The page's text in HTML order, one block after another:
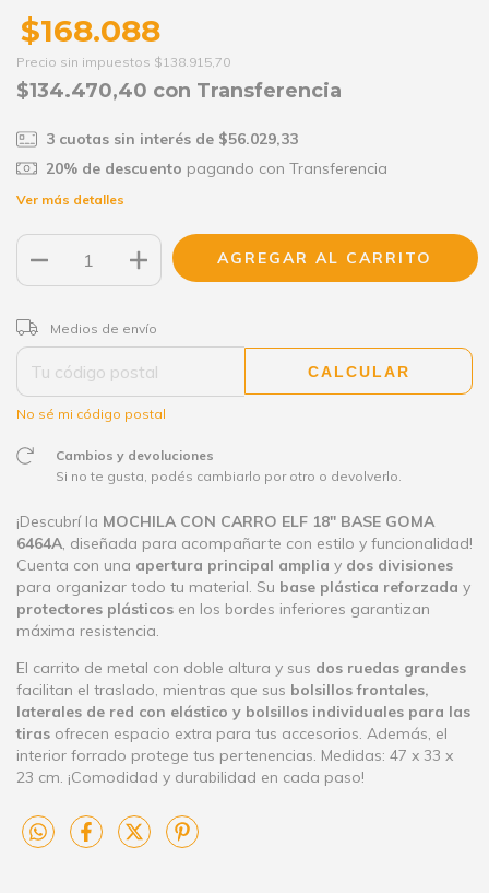
$168.088
Precio sin impuestos $138.915,70
$134.470,40 con Transferencia
3 cuotas sin interés de $56.029,33
20% de descuento pagando con Transferencia
Ver más detalles
Entregas para el CP:
Medios de envío
CALCULAR
No sé mi código postal
Cambios y devoluciones
Si no te gusta, podés cambiarlo por otro o devolverlo.
¡Descubrí la MOCHILA CON CARRO ELF 18" BASE GOMA
6464A, diseñada para acompañarte con estilo y funcionalidad!
Cuenta con una apertura principal amplia y dos divisiones
para organizar todo tu material. Su base plástica reforzada y
protectores plásticos en los bordes inferiores garantizan
máxima resistencia.
El carrito de metal con doble altura y sus dos ruedas grandes
facilitan el traslado, mientras que sus bolsillos frontales,
laterales de red con elástico y bolsillos individuales para las
tiras ofrecen espacio extra para tus accesorios. Además, el
interior forrado protege tus pertenencias. Medidas: 47 x 33 x
23 cm. ¡Comodidad y durabilidad en cada paso!